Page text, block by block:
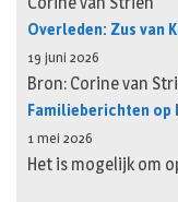
Overleden: Zus van
19 juni 2026
Bron: Corine van
Familieberichten
1 mei 2026
Het is mogelijk om